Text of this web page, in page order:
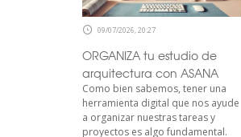
09/07/2026, 20:27
ORGANIZA tu estudio de
arquitectura con ASANA
Como bien sabemos, tener una
herramienta digital que nos ayude
a organizar nuestras tareas y
proyectos es algo fundamental.